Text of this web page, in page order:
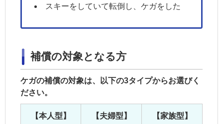
スキーをしていて転倒し、ケガをした
補償の対象となる方
ケガの補償の対象は、以下の3タイプからお選びく
ださい。
【本人型】 【夫婦型】 【家族型】